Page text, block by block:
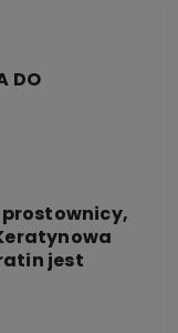
DO
jest